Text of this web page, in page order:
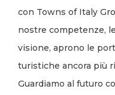
con Towns of Italy
nostre competenze,
visione, aprono le
turistiche ancora più
Guardiamo al futuro